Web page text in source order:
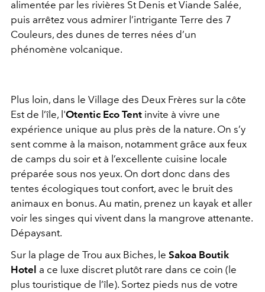
alimentée par les rivières St Denis et Viande Salée,
puis arrêtez vous admirer l’intrigante Terre des 7
Couleurs, des dunes de terres nées d’un
phénomène volcanique.
Plus loin, dans le Village des Deux Frères sur la côte
Est de l’île, l'Otentic Eco Tent invite à vivre une
expérience unique au plus près de la nature. On s’y
sent comme à la maison, notamment grâce aux feux
de camps du soir et à l’excellente cuisine locale
préparée sous nos yeux. On dort donc dans des
tentes écologiques tout confort, avec le bruit des
animaux en bonus. Au matin, prenez un kayak et aller
voir les singes qui vivent dans la mangrove attenante.
Dépaysant.
Sur la plage de Trou aux Biches, le Sakoa Boutik
Hotel a ce luxe discret plutôt rare dans ce coin (le
plus touristique de l’île). Sortez pieds nus de votre